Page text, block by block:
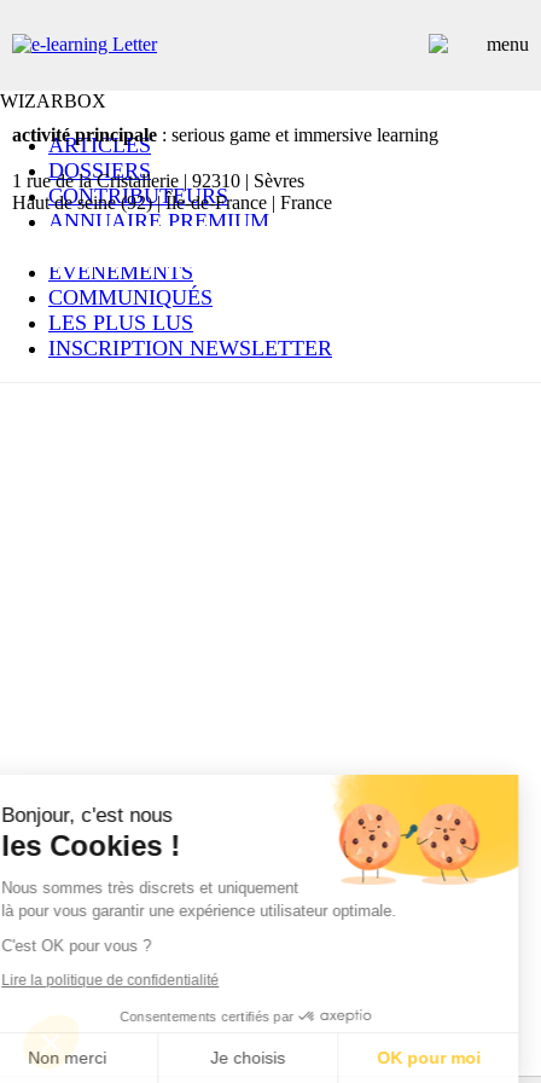
Bonjour, c'est nous
les Cookies !
Nous sommes très discrets et uniquement
là pour vous garantir une expérience utilisateur optimale.
C'est OK pour vous ?
Lire la politique de confidentialité
Consentements certifiés par
Non merci Je choisis OK pour moi
ARTICLES
DOSSIERS
CONTRIBUTEURS
ANNUAIRE PREMIUM
ÉVÉNEMENTS
COMMUNIQUÉS
LES PLUS LUS
INSCRIPTION NEWSLETTER
WIZARBOX
activité principale : serious game et immersive learning
1 rue de la Cristallerie | 92310 | Sèvres
Haut de seine (92) | Île-de-France | France